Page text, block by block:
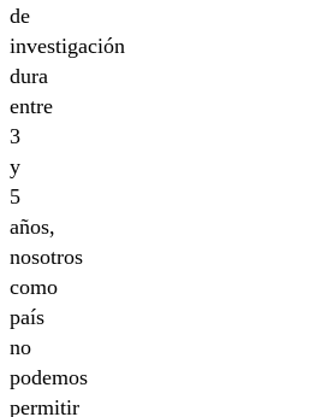
de
investigación
dura
entre
3
y
5
años,
nosotros
como
país
no
podemos
permitir